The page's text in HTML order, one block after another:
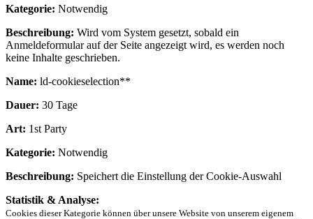
Kategorie: Notwendig
Beschreibung: Wird vom System gesetzt, sobald ein
Anmeldeformular auf der Seite angezeigt wird, es werden noch
keine Inhalte geschrieben.
Name: ld-cookieselection**
Dauer: 30 Tage
Art: 1st Party
Kategorie: Notwendig
Beschreibung: Speichert die Einstellung der Cookie-Auswahl
Statistik & Analyse:
Cookies dieser Kategorie können über unsere Website von unserem eigenem